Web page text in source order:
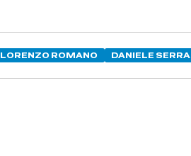
LORENZO ROMANO DANIELE SERRA